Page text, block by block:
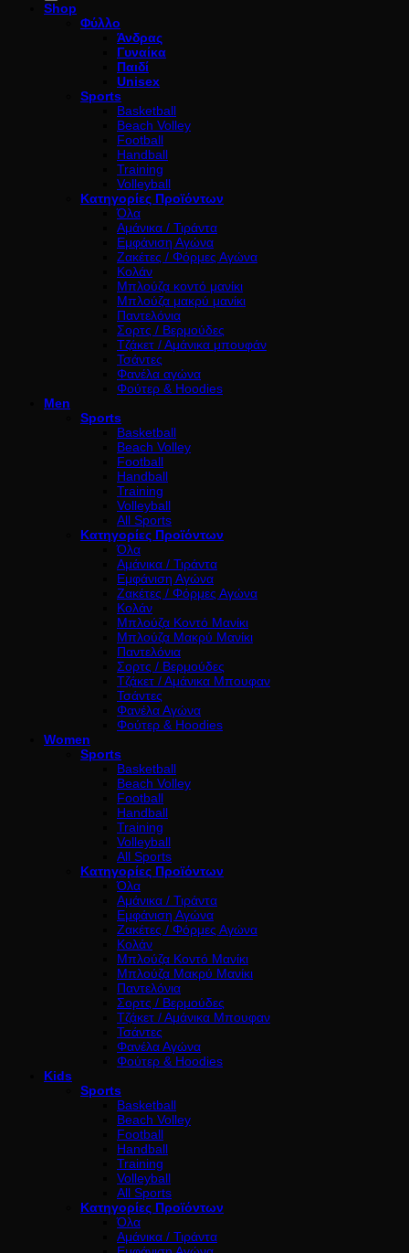
Shop
Φύλλο
Άνδρας
Γυναίκα
Παιδί
Unisex
Sports
Basketball
Beach Volley
Football
Handball
Training
Volleyball
Κατηγορίες Προϊόντων
Όλα
Αμάνικα / Τιράντα
Εμφάνιση Αγώνα
Ζακέτες / Φόρμες Αγώνα
Κολάν
Μπλούζα κοντό μανίκι
Μπλούζα μακρύ μανίκι
Παντελόνια
Σορτς / Βερμούδες
Τζάκετ / Αμάνικα μπουφάν
Τσάντες
Φανέλα αγώνα
Φούτερ & Hoodies
Men
Sports
Basketball
Beach Volley
Football
Handball
Training
Volleyball
All Sports
Κατηγορίες Προϊόντων
Όλα
Αμάνικα / Τιράντα
Εμφάνιση Αγώνα
Ζακέτες / Φόρμες Αγώνα
Κολάν
Μπλούζα Κοντό Μανίκι
Μπλούζα Μακρύ Μανίκι
Παντελόνια
Σορτς / Βερμούδες
Τζάκετ / Αμάνικα Μπουφαν
Τσάντες
Φανέλα Αγώνα
Φούτερ & Hoodies
Women
Sports
Basketball
Beach Volley
Football
Handball
Training
Volleyball
All Sports
Κατηγορίες Προϊόντων
Όλα
Αμάνικα / Τιράντα
Εμφάνιση Αγώνα
Ζακέτες / Φόρμες Αγώνα
Κολάν
Μπλούζα Κοντό Μανίκι
Μπλούζα Μακρύ Μανίκι
Παντελόνια
Σορτς / Βερμούδες
Τζάκετ / Αμάνικα Μπουφαν
Τσάντες
Φανέλα Αγώνα
Φούτερ & Hoodies
Kids
Sports
Basketball
Beach Volley
Football
Handball
Training
Volleyball
All Sports
Κατηγορίες Προϊόντων
Όλα
Αμάνικα / Τιράντα